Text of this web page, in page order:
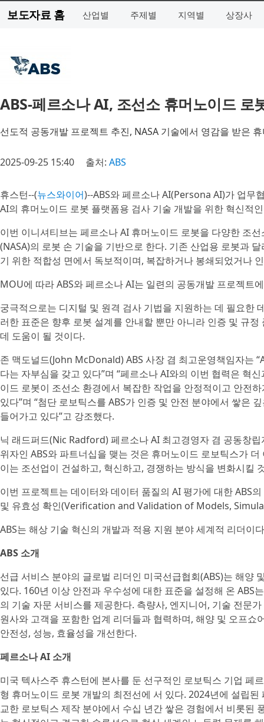
보도자료 홈 산업별 주제별 지역별 상장사
ABS-페르소나 AI, 조선소 휴머노이드 로
선도적 공동개발 프로젝트 추진, NASA 기술에서 영감을 받은
2025-09-25 15:40 출처: ABS
휴스턴--(뉴스와이어)--ABS와 페르소나 AI(Persona AI)가 업무
AI의 휴머노이드 로봇 플랫폼용 검사 기술 개발을 위한 혁신적
이번 이니셔티브는 페르소나 AI 휴머노이드 로봇을 다양한 조
(NASA)의 로봇 손 기술을 기반으로 한다. 기존 산업용 로봇과
기 위한 적합성 면에서 독보적이며, 복잡하거나 봉쇄되었거나
MOU에 따라 ABS와 페르소나 AI는 일련의 공동개발 프로젝트
궁극적으로는 디지털 및 원격 검사 기법을 지원하는 데 필요한
러한 표준은 향후 로봇 설계를 안내할 뿐만 아니라 인증 및 규
데 도움이 될 것이다.
존 맥도널드(John McDonald) ABS 사장 겸 최고운영책임자는
다는 자부심을 갖고 있다”며 “페르소나 AI와의 이번 협력은 혁
이드 로봇이 조선소 환경에서 복잡한 작업을 안정적이고 안전
있다”며 “첨단 로보틱스를 ABS가 인증 및 안전 분야에서 쌓은
들어가고 있다”고 강조했다.
닉 래드퍼드(Nic Radford) 페르소나 AI 최고경영자 겸 공동창
위자인 ABS와 파트너십을 맺는 것은 휴머노이드 로보틱스가
이는 조선업이 건설하고, 혁신하고, 경쟁하는 방식을 변화시킬
이번 프로젝트는 데이터와 데이터 품질의 AI 평가에 대한 ABS
및 유효성 확인(Verification and Validation of Models,
ABS는 해상 기술 혁신의 개발과 적용 지원 분야 세계적 리더이
ABS 소개
선급 서비스 분야의 글로벌 리더인 미국선급협회(ABS)는 해양
있다. 160년 이상 안전과 우수성에 대한 표준을 설정해 온
의 기술 자문 서비스를 제공한다. 측량사, 엔지니어, 기술 전문
원사와 고객을 포함한 업계 리더들과 협력하며, 해양 및 오프
안전성, 성능, 효율성을 개선한다.
페르소나 AI 소개
미국 텍사스주 휴스턴에 본사를 둔 선구적인 로보틱스 기업 페
형 휴머노이드 로봇 개발의 최전선에 서 있다. 2024년에 설립
교한 로보틱스 제작 분야에서 수십 년간 쌓은 경험에서 비롯된